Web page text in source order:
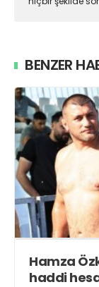
BENZER
Hamza
haddi